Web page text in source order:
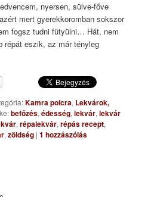
nyersen, sülve-főve
mert gyerekkoromban sokszor
fogsz tudni fütyülni… Hát, nem
répát eszik, az már tényleg
Kamra polcra, Lekvárok,
befőzés,édesség,lekvár,lekvár
,répalekvár,répás recept,
,zöldség |1 hozzászólás